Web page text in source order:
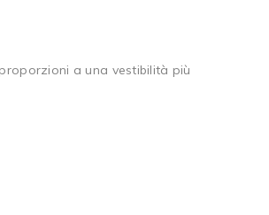
a una vestibilità più